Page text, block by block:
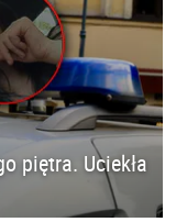
piętra. Uciekła